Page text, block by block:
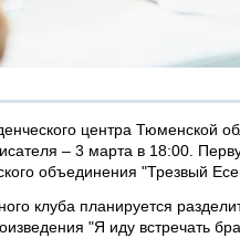
центра Тюменской
– 3 марта в 18:00.
объединения "Трезвый
клуба планируется
"Я иду встречать